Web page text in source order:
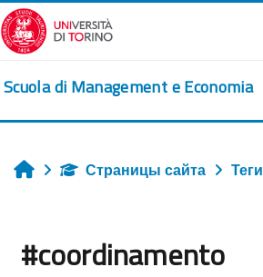
Перейти к основному содержанию
Scuola di Management e Economia
ГлавнаяСтраницы сайта Теги
#coordinamento